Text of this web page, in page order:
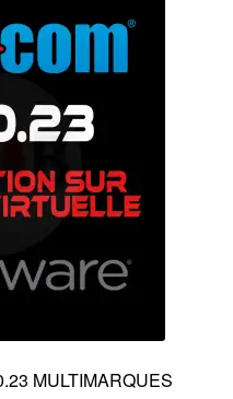
MULTIMARQUES